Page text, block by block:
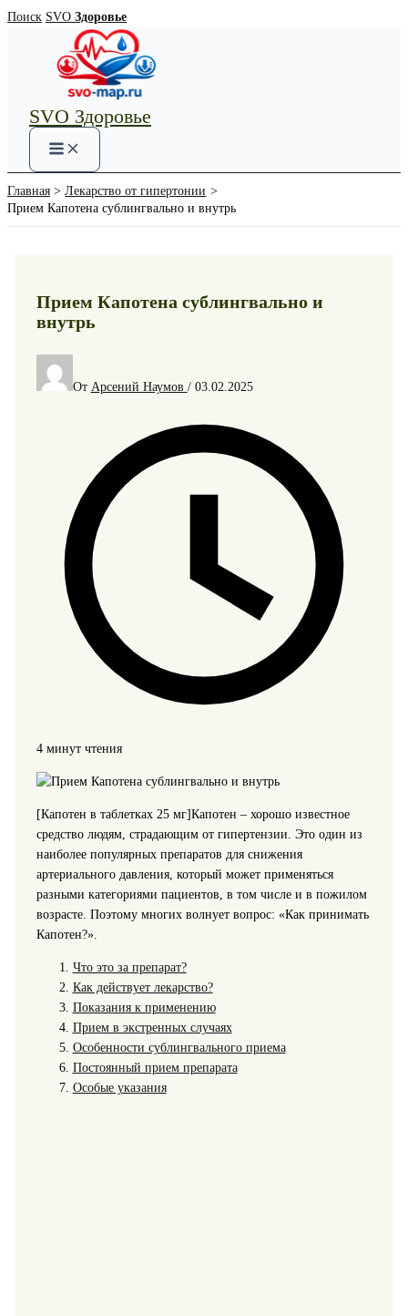
Перейти
содержимому
Поиск SVO Здоровье
SVO Здоровье
Main
Menu
Главная
Лекарство от гипертонии
Прием Капотена сублингвально и внутрь
Прием Капотена сублингвально и
внутрь
От Арсений Наумов / 03.02.2025
4 минут чтения
[Капотен в таблетках 25 мг]Капотен – хорошо известное
средство людям, страдающим от гипертензии. Это один из
наиболее популярных препаратов для снижения
артериального давления, который может применяться
разными категориями пациентов, в том числе и в пожилом
возрасте. Поэтому многих волнует вопрос: «Как принимать
Капотен?».
Что это за препарат?
Как действует лекарство?
Показания к применению
Прием в экстренных случаях
Особенности сублингвального приема
Постоянный прием препарата
Особые указания